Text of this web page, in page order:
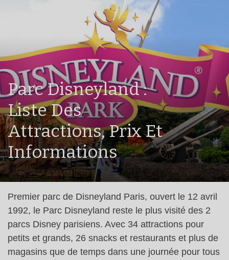
Parc Disneyland :
Liste Des
Attractions, Prix Et
Informations
Premier parc de Disneyland Paris, ouvert le 12 avril
1992, le Parc Disneyland reste le plus visité des 2
parcs Disney parisiens. Avec 34 attractions pour
petits et grands, 26 snacks et restaurants et plus de
magasins que de temps dans une journée pour tous